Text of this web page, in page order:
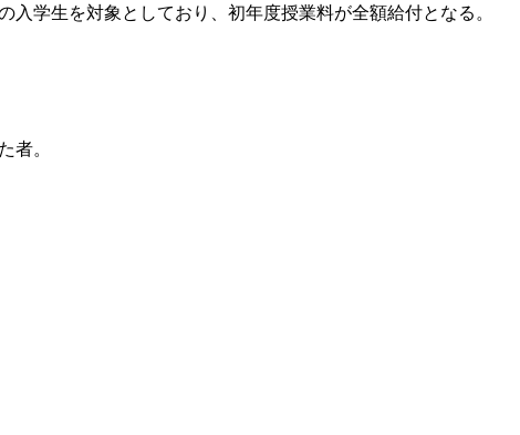
学生を対象としており、初年度授業料が全額給付となる。
者。